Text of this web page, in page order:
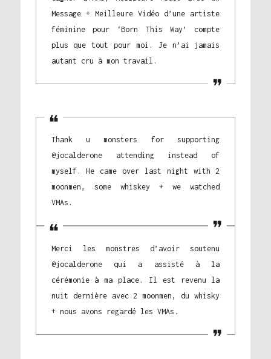
Message + Meilleure Vidéo d’une artiste
féminine pour ‘Born This Way’ compte
plus que tout pour moi. Je n’ai jamais
autant cru à mon travail.
Thank u monsters for supporting
@jocalderone attending instead of
myself. He came over last night with 2
moonmen, some whiskey + we watched
VMAs.
Merci les monstres d’avoir soutenu
@jocalderone qui a assisté à la
cérémonie à ma place. Il est revenu la
nuit dernière avec 2 moonmen, du whisky
+ nous avons regardé les VMAs.